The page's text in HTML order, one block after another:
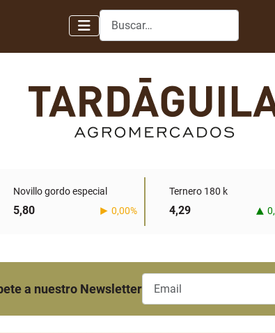
Buscar
Novillo gordo especial
5,80 0,00%
Ternero 180 k
4,29
a nuestro Newsletter